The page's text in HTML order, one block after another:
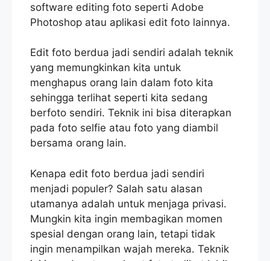
software editing foto seperti Adobe
Photoshop atau aplikasi edit foto lainnya.
Edit foto berdua jadi sendiri adalah teknik
yang memungkinkan kita untuk
menghapus orang lain dalam foto kita
sehingga terlihat seperti kita sedang
berfoto sendiri. Teknik ini bisa diterapkan
pada foto selfie atau foto yang diambil
bersama orang lain.
Kenapa edit foto berdua jadi sendiri
menjadi populer? Salah satu alasan
utamanya adalah untuk menjaga privasi.
Mungkin kita ingin membagikan momen
spesial dengan orang lain, tetapi tidak
ingin menampilkan wajah mereka. Teknik